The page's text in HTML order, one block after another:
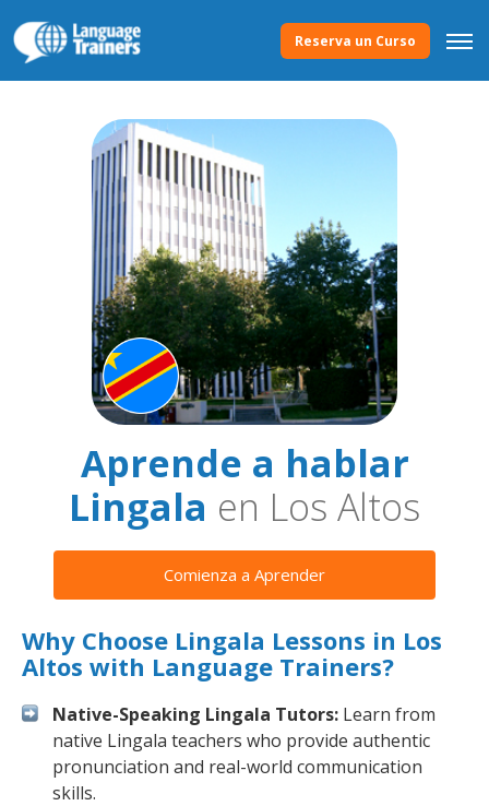
Reserva un Curso
Aprende a hablar
Lingala en Los Altos
Comienza a Aprender
Why Choose Lingala Lessons in Los
Altos with Language Trainers?
Native-Speaking Lingala Tutors: Learn from
native Lingala teachers who provide authentic
pronunciation and real-world communication
skills.